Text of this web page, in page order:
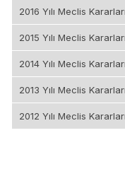
2016 Yılı Meclis Kararları
2015 Yılı Meclis Kararları
2014 Yılı Meclis Kararları
2013 Yılı Meclis Kararları
2012 Yılı Meclis Kararları